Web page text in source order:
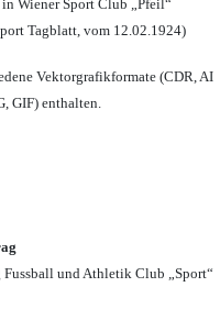
Wiener Sport Club „Pfeil“
Tagblatt, vom 12.02.1924)
Vektorgrafikformate (CDR, AI
GIF) enthalten.
Fussball und Athletik Club „Sport“